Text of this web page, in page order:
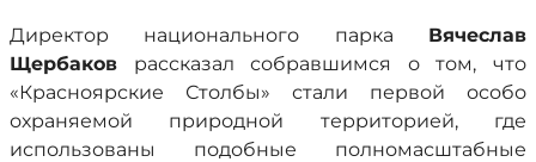
Директор национального парка Вячеслав
Щербаков рассказал собравшимся о том, что
«Красноярские Столбы» стали первой особо
охраняемой природной территорией, где
использованы подобные полномасштабные